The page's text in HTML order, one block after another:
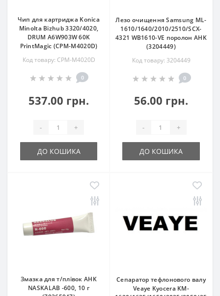
Чип для картриджа Konica
Minolta Bizhub 3320/4020,
DRUM A6W903W 60K
PrintMagic (CPM-M4020D)
Код товару: CPM-M4020D
0
537.00 грн.
- +
ДО КОШИКА
Лезо очищення Samsung ML-
1610/1640/2010/2510/SCX-
4321 WB1610-VE поролон AHK
(3204449)
Код товару: 3204449
0
56.00 грн.
- +
ДО КОШИКА
Змазка для т/плівок AHK
NASKALAB -600, 10 г
Сепаратор тефлонового валу
Veaye Kyocera KM-